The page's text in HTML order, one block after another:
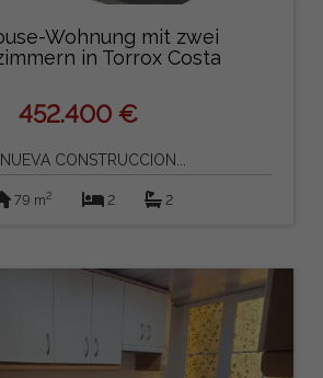
Wohnung mit zwei
in Torrox Costa
452.400 €
CONSTRUCCION...
79 m2 2 2